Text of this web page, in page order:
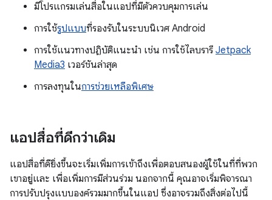
มีโปรแกรมเล่นสื่อในแอปที่มีตัวควบคุมการเล่น
การใช้รูปแบบที่รองรับในระบบนิเวศ Android
การใช้แนวทางปฏิบัติแนะนำ เช่น การใช้ไลบรารี Jetpack
Media3 เวอร์ชันล่าสุด
การลงทุนในการช่วยเหลือพิเศษ
แอปสื่อที่ดีกว่าเดิม
แอปสื่อที่ดียิ่งขึ้นจะเริ่มเพิ่มการเข้าถึงเพื่อตอบสนองผู้ใช้ในที่ที่พวก
เขาอยู่และ เพื่อเพิ่มการมีส่วนร่วม นอกจากนี้ คุณอาจเริ่มพิจารณา
การปรับปรุงแบบองค์รวมมากขึ้นในแอป ซึ่งอาจรวมถึงสิ่งต่อไปนี้